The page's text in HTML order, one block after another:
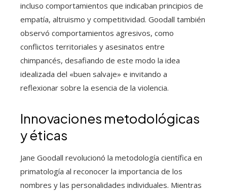
incluso comportamientos que indicaban principios de
empatía, altruismo y competitividad. Goodall también
observó comportamientos agresivos, como
conflictos territoriales y asesinatos entre
chimpancés, desafiando de este modo la idea
idealizada del «buen salvaje» e invitando a
reflexionar sobre la esencia de la violencia.
Innovaciones metodológicas
y éticas
Jane Goodall revolucionó la metodología científica en
primatología al reconocer la importancia de los
nombres y las personalidades individuales. Mientras